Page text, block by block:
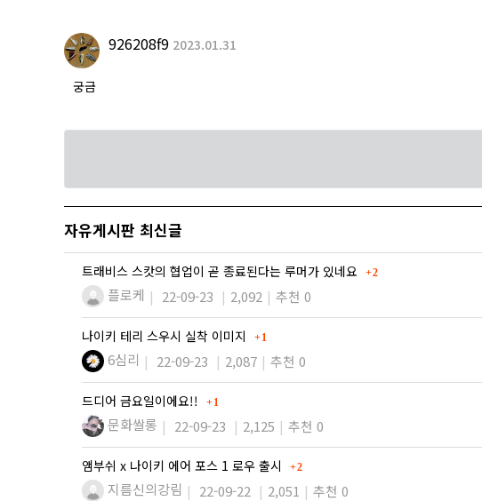
926208f9 2023.01.31
궁금
자유게시판 최신글
트래비스 스캇의 협업이 곧 종료된다는 루머가 있네요 댓글
2
플로케 22-09-23 2,092 추천 0
나이키 테리 스우시 실착 이미지 댓글
1
6심리 22-09-23 2,087 추천 0
드디어 금요일이에요!! 댓글
1
문화쌀롱 22-09-23 2,125 추천 0
앰부쉬 x 나이키 에어 포스 1 로우 출시 댓글
2
지름신의강림 22-09-22 2,051 추천 0